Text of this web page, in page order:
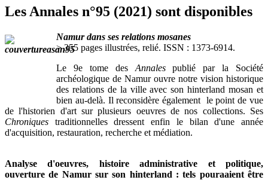
Les Annales n°95 (2021) sont disponibles
Namur dans ses relations mosanes
> 355 pages illustrées, relié. ISSN : 1373-6914.
Le 9e tome des Annalespublié par la Société
archéologique de Namur ouvre notre vision historique
des relations de la ville avec son hinterland mosan et
bien au-delà. Il reconsidère également le point de vue
de l'historien d'art sur plusieurs oeuvres de nos collections. Ses
Chroniques traditionnelles dressent enfin le bilan d'une année
d'acquisition, restauration, recherche et médiation.
Analyse d'oeuvres, histoire administrative et politique,
ouverture de Namur sur son hinterland : tels pouraaient être